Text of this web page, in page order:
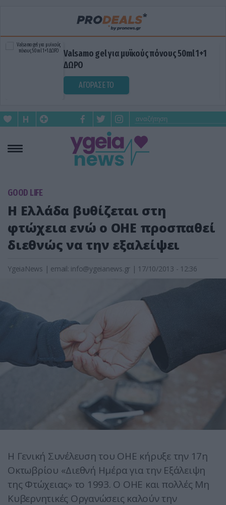
Valsamo gel για μυϊκούς πόνους 50ml 1+1
ΔΩΡΟ
ΑΓΟΡΑΣΕ ΤΟ
GOOD LIFE
Η Ελλάδα βυθίζεται στη
φτώχεια ενώ ο ΟΗΕ προσπαθεί
διεθνώς να την εξαλείψει
YgeiaNews | email: info@ygeianews.gr | 17/10/2013 - 12:36
Η Γενική Συνέλευση του ΟΗΕ κήρυξε την 17η
Οκτωβρίου «Διεθνή Ημέρα για την Εξάλειψη
της Φτώχειας» το 1993. Ο ΟΗΕ και πολλές Μη
Κυβερνητικές Οργανώσεις καλούν την